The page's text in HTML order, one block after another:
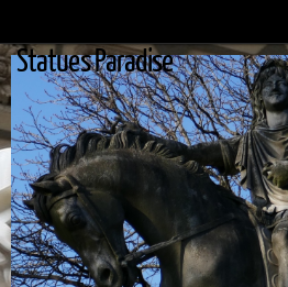
contenu
Statues Paradise